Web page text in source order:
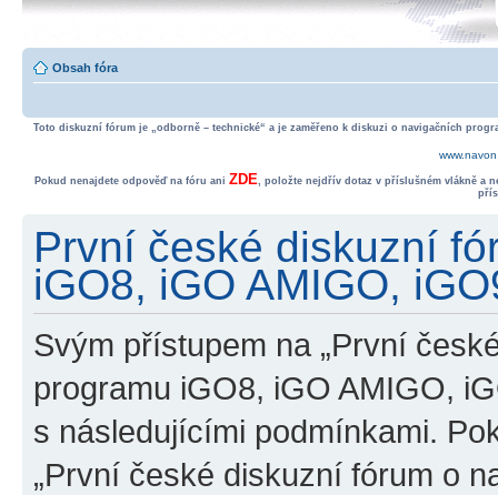
Obsah fóra
Toto diskuzní fórum je „odborně – technické“ a je zaměřeno k diskuzi o navigačních
Pokud nenajdete odpověď na fóru ani ZDE, položte nejdřív dotaz v příslušném vlákně a
První české diskuzní
iGO8, iGO AMIGO,
Svým přístupem na „První
programu iGO8, iGO AMIGO,
s následujícími podmínkami.
„První české diskuzní fórum o